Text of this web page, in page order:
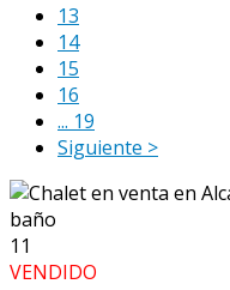
13
14
15
16
... 19
Siguiente >
11
VENDIDO